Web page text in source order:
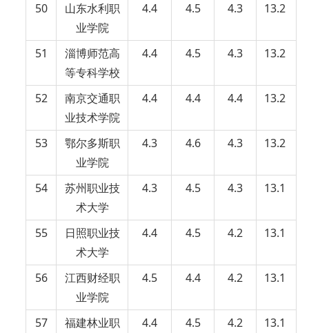
50
山东水利职
业学院
4.4 4.5 4.3 13.2
51
淄博师范高
等专科学校
4.4 4.5 4.3 13.2
52
南京交通职
业技术学院
4.4 4.4 4.4 13.2
53
鄂尔多斯职
业学院
4.3 4.6 4.3 13.2
54
苏州职业技
术大学
4.3 4.5 4.3 13.1
55
日照职业技
术大学
4.4 4.5 4.2 13.1
56
江西财经职
业学院
4.5 4.4 4.2 13.1
57
福建林业职
4.4 4.5 4.2 13.1